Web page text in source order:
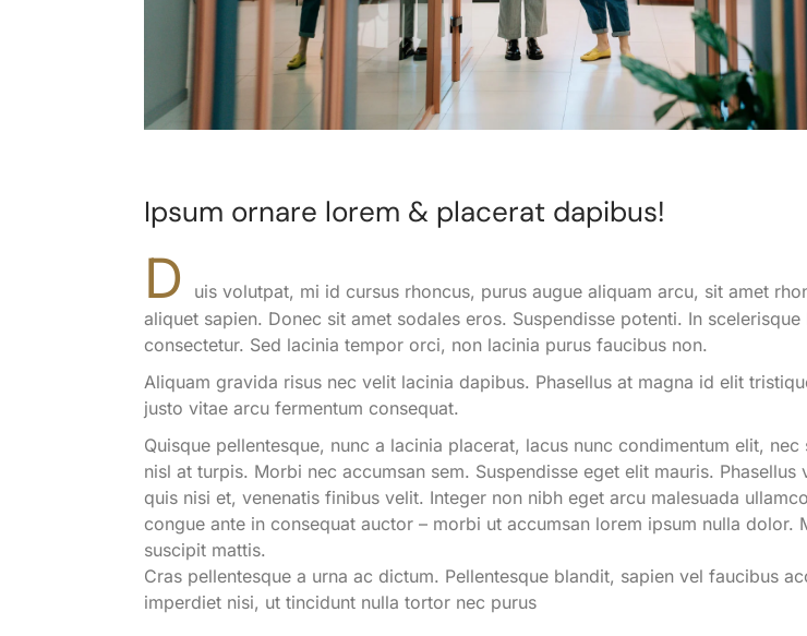
Ipsum ornare lorem & placerat dapibus!
D
uis volutpat, mi id cursus rhoncus, purus augue aliquam arcu, sit amet
aliquet sapien. Donec sit amet sodales eros. Suspendisse potenti. In
consectetur. Sed lacinia tempor orci, non lacinia purus faucibus non.
Aliquam gravida risus nec velit lacinia dapibus. Phasellus at magna id elit
justo vitae arcu fermentum consequat.
Quisque pellentesque, nunc a lacinia placerat, lacus nunc condimentum elit, nec
nisl at turpis. Morbi nec accumsan sem. Suspendisse eget elit mauris.
quis nisi et, venenatis finibus velit. Integer non nibh eget arcu malesuada
congue ante in consequat auctor – morbi ut accumsan lorem ipsum nulla dolor.
suscipit mattis.
Cras pellentesque a urna ac dictum. Pellentesque blandit, sapien vel faucibus
imperdiet nisi, ut tincidunt nulla tortor nec purus